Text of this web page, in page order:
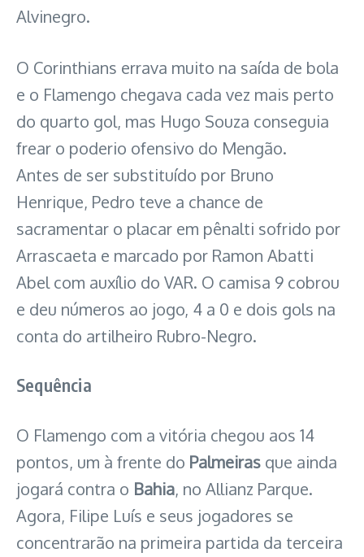
Alvinegro.
O Corinthians errava muito na saída de bola
e o Flamengo chegava cada vez mais perto
do quarto gol, mas Hugo Souza conseguia
frear o poderio ofensivo do Mengão.
Antes de ser substituído por Bruno
Henrique, Pedro teve a chance de
sacramentar o placar em pênalti sofrido por
Arrascaeta e marcado por Ramon Abatti
Abel com auxílio do VAR. O camisa 9 cobrou
e deu números ao jogo, 4 a 0 e dois gols na
conta do artilheiro Rubro-Negro.
Sequência
O Flamengo com a vitória chegou aos 14
pontos, um à frente do Palmeiras que ainda
jogará contra o Bahia, no Allianz Parque.
Agora, Filipe Luís e seus jogadores se
concentrarão na primeira partida da terceira